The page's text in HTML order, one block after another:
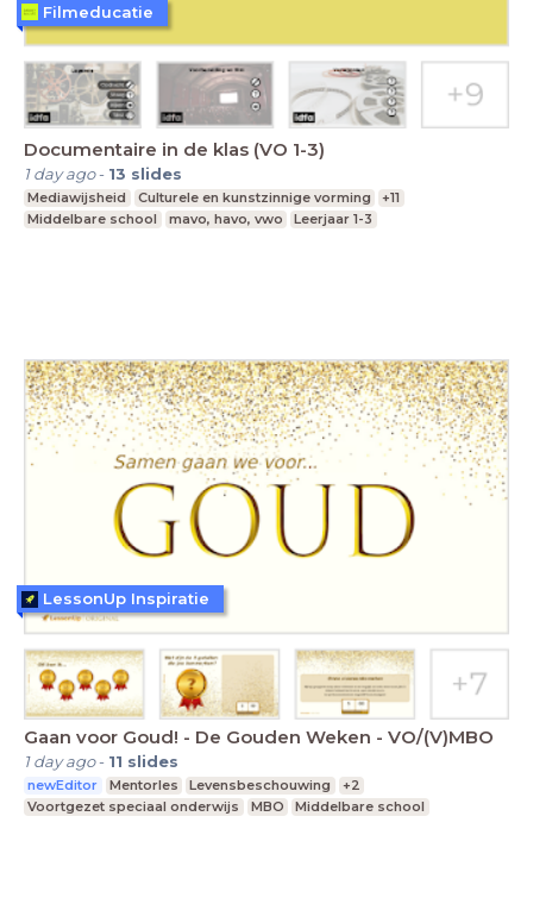
Documentaire in de klas (VO 1-3)
1 day ago- 13 slides
Mediawijsheid Culturele en kunstzinnige vorming
+11
Middelbare school
mavo, havo, vwo Leerjaar 1-3
Filmeducatie
Gaan voor Goud! - De Gouden Weken - VO/(V)MBO
1 day ago- 11 slides
newEditor Mentorles Levensbeschouwing
+2
Voortgezet speciaal onderwijs
MBO Middelbare school
LessonUp Inspiratie